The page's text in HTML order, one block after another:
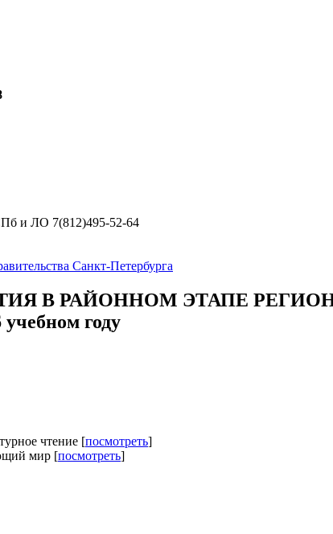
и ЛО 7(812)495-52-64
Санкт-Петербурга
В РАЙОННОМ ЭТАПЕ
году
чтение [посмотреть]
мир [посмотреть]